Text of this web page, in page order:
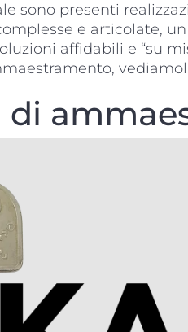
sono presenti
e articolate,
affidabili e “su
di